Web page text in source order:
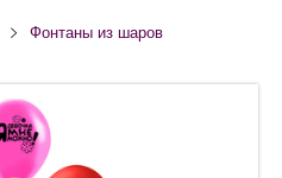
Фонтаны из шаров